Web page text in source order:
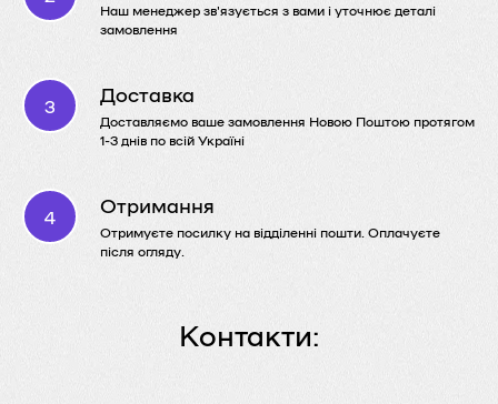
Наш менеджер зв'язується з вами і уточнює деталі
замовлення
Доставка
Доставляємо ваше замовлення Новою Поштою протягом
1-3 днів по всій Україні
Отримання
Отримуєте посилку на відділенні пошти. Оплачуєте
після огляду.
Контакти: